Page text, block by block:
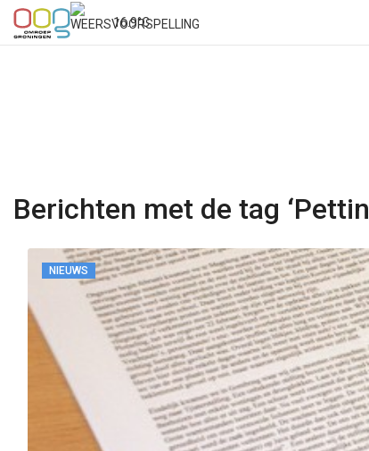
16.9°C
Berichten met de tag
NIEUWS